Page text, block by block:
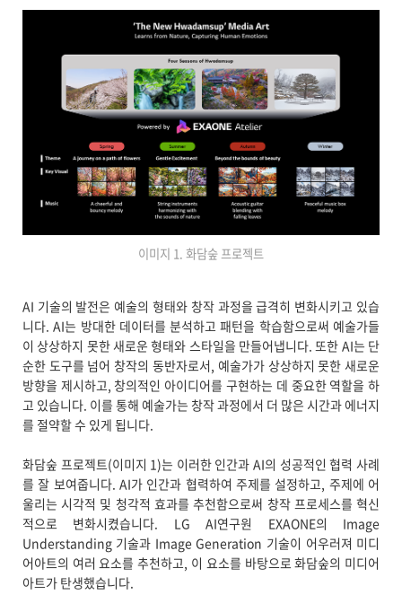
이미지 1. 화담숲 프로젝트
AI 기술의 발전은 예술의 형태와 창작 과정을 급격히 변화시키고 있습
니다. AI는 방대한 데이터를 분석하고 패턴을 학습함으로써 예술가들
이 상상하지 못한 새로운 형태와 스타일을 만들어냅니다. 또한 AI는 단
순한 도구를 넘어 창작의 동반자로서, 예술가가 상상하지 못한 새로운
방향을 제시하고, 창의적인 아이디어를 구현하는 데 중요한 역할을 하
고 있습니다. 이를 통해 예술가는 창작 과정에서 더 많은 시간과 에너지
를 절약할 수 있게 됩니다.
화담숲 프로젝트(이미지 1)는 이러한 인간과 AI의 성공적인 협력 사례
를 잘 보여줍니다. AI가 인간과 협력하여 주제를 설정하고, 주제에 어
울리는 시각적 및 청각적 효과를 추천함으로써 창작 프로세스를 혁신
적으로 변화시켰습니다. LG AI연구원 EXAONE의 Image
Understanding 기술과 Image Generation 기술이 어우러져 미디
어아트의 여러 요소를 추천하고, 이 요소를 바탕으로 화담숲의 미디어
아트가 탄생했습니다.